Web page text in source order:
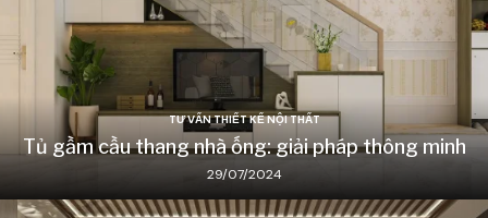
TƯ VẤN THIẾT KẾ NỘI THẤT
Tủ gầm cầu thang nhà ống: giải pháp thông minh
29/07/2024